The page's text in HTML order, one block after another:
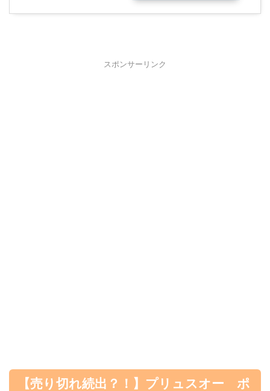
スポンサーリンク
【売り切れ続出？！】プリュスオー ポ